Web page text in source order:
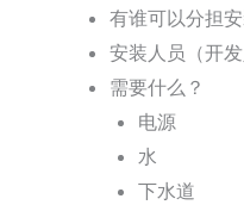
有谁可以分担
安装人员（开
需要什么？
电源
水
下水道